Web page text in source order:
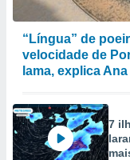
“Língua” de
velocidade de
lama, explica
7